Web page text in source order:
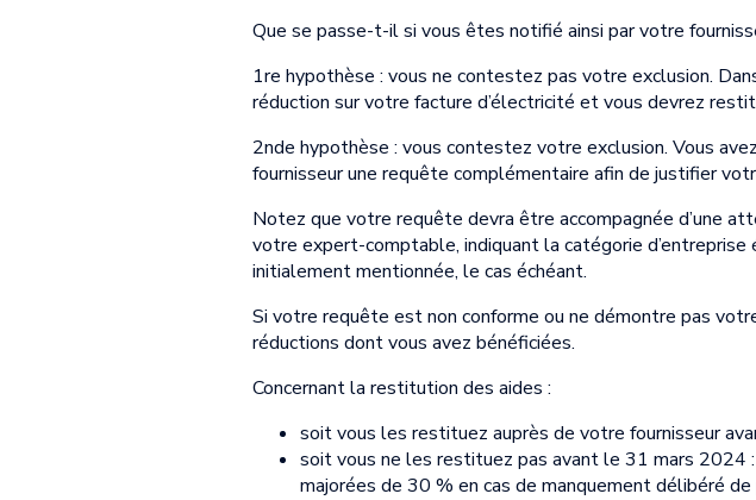
Que se passe-t-il si vous êtes notifié ainsi par votre
1re hypothèse : vous ne contestez pas votre exclusion.
réduction sur votre facture d’électricité et vous devrez
2nde hypothèse : vous contestez votre exclusion. Vous
fournisseur une requête complémentaire afin de justifier
Notez que votre requête devra être accompagnée d’une
votre expert-comptable, indiquant la catégorie
initialement mentionnée, le cas échéant.
Si votre requête est non conforme ou ne démontre pas
réductions dont vous avez bénéficiées.
Concernant la restitution des aides :
soit vous les restituez auprès de votre fournisseur
soit vous ne les restituez pas avant le 31 mars 2024
majorées de 30 % en cas de manquement délibéré de